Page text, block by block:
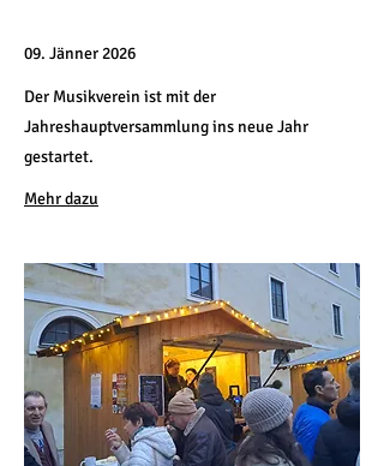
09. Jänner 2026
Der Musikverein ist mit der
Jahreshauptversammlung ins neue Jahr
gestartet.
Mehr dazu